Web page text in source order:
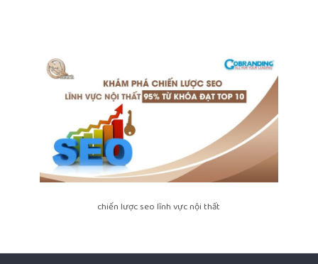
chiến lược seo lĩnh vực nội thất